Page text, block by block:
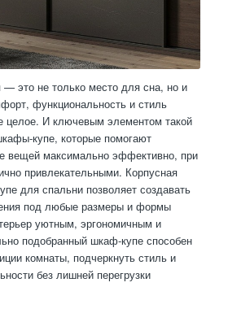
это не только место для сна, но и
функциональность и стиль
целое. И ключевым элементом такой
купе, которые помогают
вещей максимально эффективно, при
привлекательными. Корпусная
для спальни позволяет создавать
под любые размеры и формы
уютным, эргономичным и
подобранный шкаф-купе способен
комнаты, подчеркнуть стиль и
без лишней перегрузки